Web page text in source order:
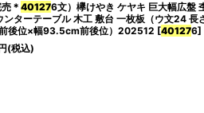
売＊401276文）欅けやき ケヤキ 巨大幅広盤
ンターテーブル 木工 敷台 一枚板（ウ文24
後位×幅93.5cm前後位）202512 [401276]
(税込)